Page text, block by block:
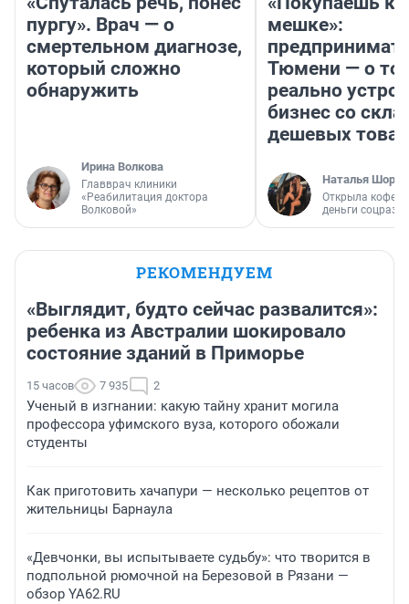
пургу». Врач — о
смертельном диагнозе,
который сложно
обнаружить
Ирина Волкова
Главврач клиники
«Реабилитация доктора
Волковой»
мешке»:
Тюмени — о
реально
бизнес со
дешевых
Наталья
Открыла
деньги
РЕКОМЕНДУЕМ
«Выглядит, будто сейчас развалится»:
ребенка из Австралии шокировало
состояние зданий в Приморье
15 часов 7 935 2
Ученый в изгнании: какую тайну хранит могила
профессора уфимского вуза, которого обожали
студенты
Как приготовить хачапури — несколько рецептов от
жительницы Барнаула
«Девчонки, вы испытываете судьбу»: что творится в
подпольной рюмочной на Березовой в Рязани —
обзор YA62.RU